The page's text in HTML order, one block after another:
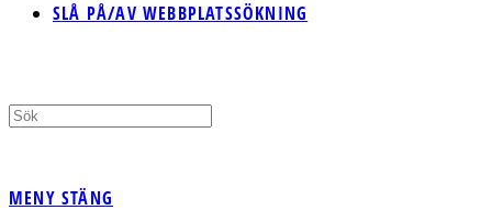
SLÅ PÅ/AV WEBBPLATSSÖKNING
MENY STÄNG